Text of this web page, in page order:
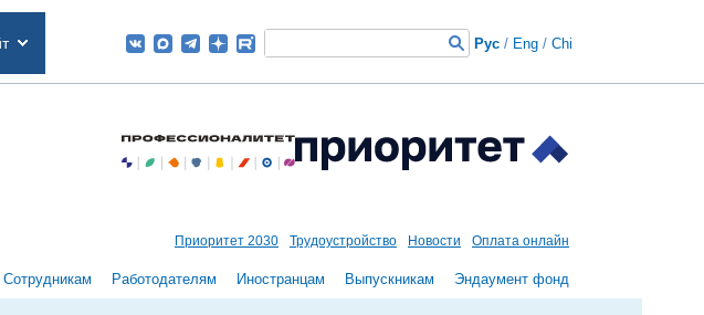
Рус / Eng / Chi
Приоритет 2030 Трудоустройство Новости Оплата онлайн
Сотрудникам Работодателям Иностранцам Выпускникам Эндаумент фонд